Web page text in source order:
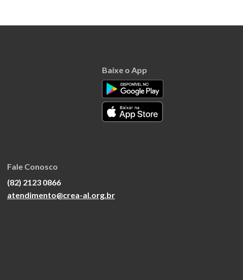
Baixe o App
Fale Conosco
(82) 2123 0866
atendimento@crea-al.org.br